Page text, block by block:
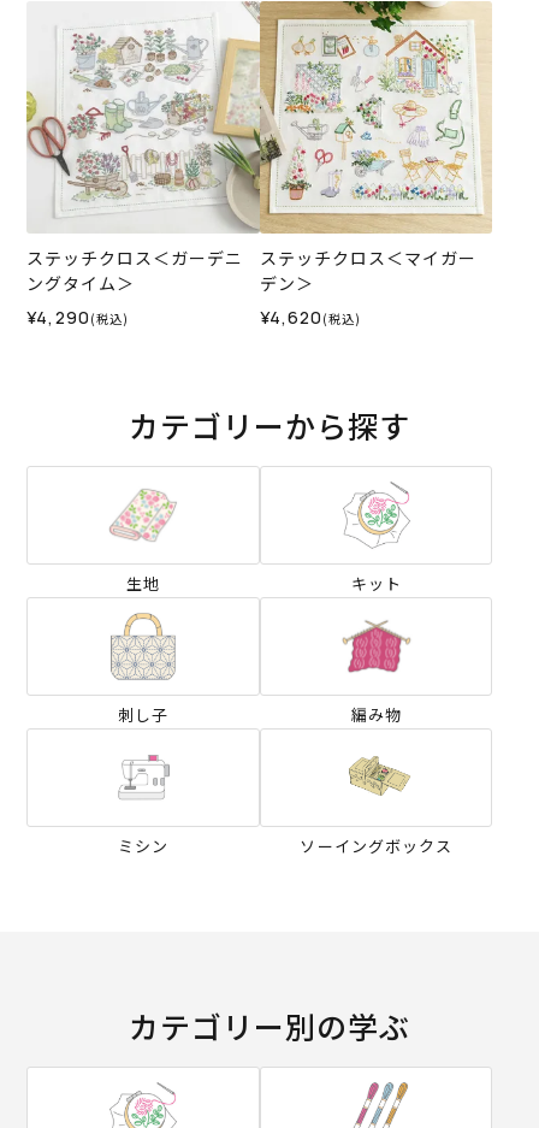
ステッチクロス＜ガーデニ
ングタイム＞
¥4,290 (税込)
ステッチクロス＜マイガー
デン＞
¥4,620 (税込)
カテゴリーから探す
生地 キット
刺し子 編み物
ミシン ソーイングボックス
カテゴリー別の学ぶ